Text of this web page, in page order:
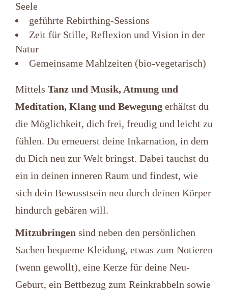
Seele
geführte Rebirthing-Sessions
Zeit für Stille, Reflexion und Vision in der
Natur
Gemeinsame Mahlzeiten (bio-vegetarisch)
Mittels Tanz und Musik, Atmung und
Meditation, Klang und Bewegung erhältst du
die Möglichkeit, dich frei, freudig und leicht zu
fühlen. Du erneuerst deine Inkarnation, in dem
du Dich neu zur Welt bringst. Dabei tauchst du
ein in deinen inneren Raum und findest, wie
sich dein Bewusstsein neu durch deinen Körper
hindurch gebären will.
Mitzubringen sind neben den persönlichen
Sachen bequeme Kleidung, etwas zum Notieren
(wenn gewollt), eine Kerze für deine Neu-
Geburt, ein Bettbezug zum Reinkrabbeln sowie